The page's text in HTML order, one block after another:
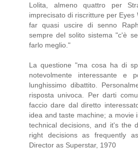
Lolita, almeno quattro per
imprecisato di riscritture per Eyes
far quasi uscire di senno
sempre del solito sistema "c'è
farlo meglio."
La questione "ma cosa ha di
notevolmente interessante e
lunghissimo dibattito.
risposta univoca. Per darti
faccio dare dal diretto
idea and taste machine; a movie
technical decisions, and it's the
right decisions as frequently
Director as Superstar, 1970